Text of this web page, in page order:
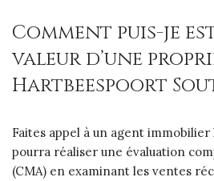
Comment puis-je
valeur d’une
Hartbeespoort
Faites appel à un agent
pourra réaliser une évaluation
(CMA) en examinant les ventes